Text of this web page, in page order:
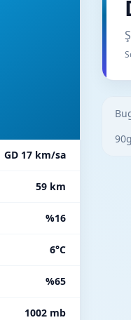
GD 17 km/sa
59 km
%16
6°C
%65
1002 mb
90g